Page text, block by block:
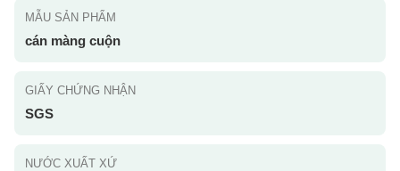
MẪU SẢN PHẨM
cán màng cuộn
GIẤY CHỨNG NHẬN
SGS
NƯỚC XUẤT XỨ